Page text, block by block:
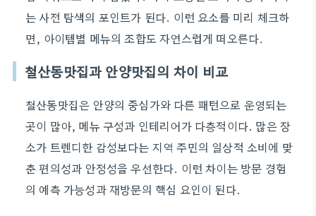
는 사전 탐색의 포인트가 된다. 이런 요소를 미리 체크하
면, 아이템별 메뉴의 조합도 자연스럽게 떠오른다.
철산동맛집과 안양맛집의 차이 비교
철산동맛집은 안양의 중심가와 다른 패턴으로 운영되는
곳이 많아, 메뉴 구성과 인테리어가 다층적이다. 많은 장
소가 트렌디한 감성보다는 지역 주민의 일상적 소비에 맞
춘 편의성과 안정성을 우선한다. 이런 차이는 방문 경험
의 예측 가능성과 재방문의 핵심 요인이 된다.